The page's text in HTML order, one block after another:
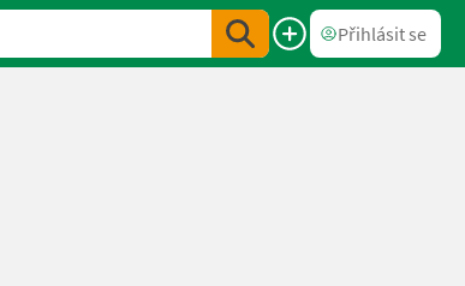
Přihlásit se